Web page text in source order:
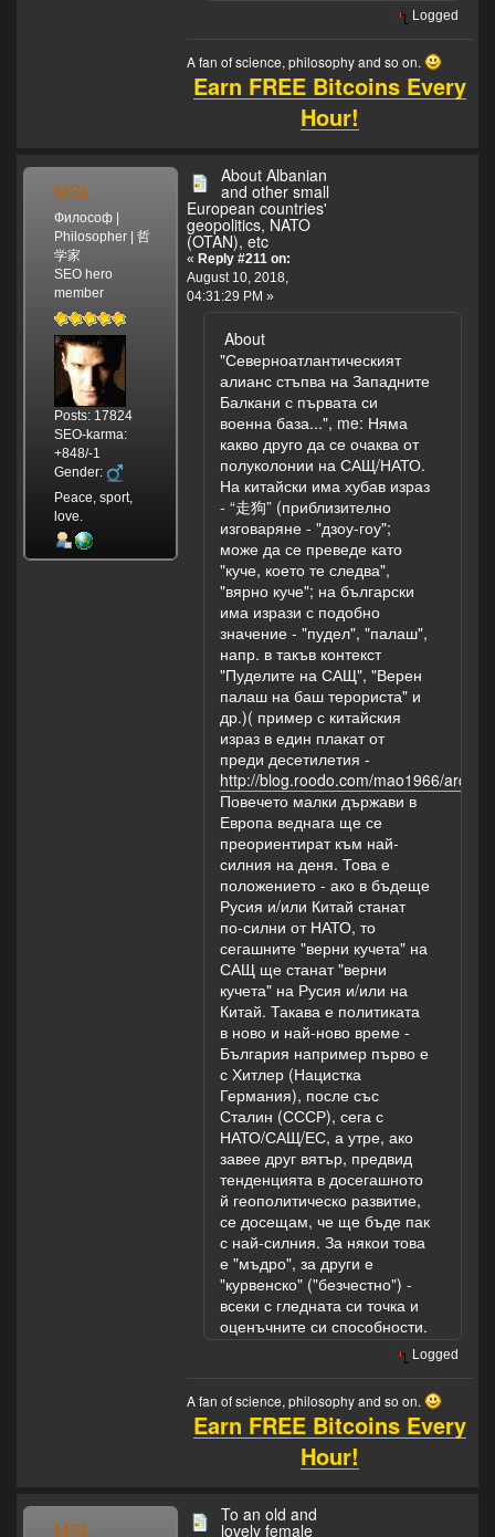
Logged
A fan of science, philosophy and so on.
Earn FREE Bitcoins Every
Hour!
MSL
Философ |
Philosopher | 哲
学家
SEO hero
member
Posts: 17824
SEO-karma:
+848/-1
Gender:
Peace, sport,
love.
About Albanian
and other small
European countries'
geopolitics, NATO
(OTAN), etc
« Reply #211 on:
August 10, 2018,
04:31:29 PM »
About
"Северноатлантическият
алианс стъпва на Западните
Балкани с първата си
военна база...", me: Няма
какво друго да се очаква от
полуколонии на САЩ/НАТО.
На китайски има хубав израз
- “走狗” (приблизително
изговаряне - "дзоу-гоу";
може да се преведе като
"куче, което те следва",
"вярно куче"; на български
има изрази с подобно
значение - "пудел", "палаш",
напр. в такъв контекст
"Пуделите на САЩ", "Верен
палаш на баш терориста" и
др.)( пример с китайския
израз в един плакат от
преди десетилетия -
http://blog.roodo.com/mao1966/
Повечето малки държави в
Европа веднага ще се
преориентират към най-
силния на деня. Това е
положението - ако в бъдеще
Русия и/или Китай станат
по-силни от НАТО, то
сегашните "верни кучета" на
САЩ ще станат "верни
кучета" на Русия и/или на
Китай. Такава е политиката
в ново и най-ново време -
България например първо е
с Хитлер (Нацистка
Германия), после със
Сталин (СССР), сега с
НАТО/САЩ/ЕС, а утре, ако
завее друг вятър, предвид
тенденцията в досегашното
й геополитическо развитие,
се досещам, че ще бъде пак
с най-силния. За някои това
е "мъдро", за други е
"курвенско" ("безчестно") -
всеки с гледната си точка и
оценъчните си способности.
Logged
A fan of science, philosophy and so on.
Earn FREE Bitcoins Every
Hour!
MSL
To an old and
lovely female